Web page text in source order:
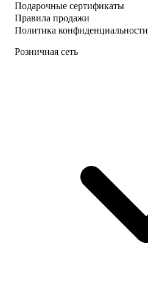
Подарочные сертификаты
Правила продажи
Политика конфиденциальности
Розничная сеть